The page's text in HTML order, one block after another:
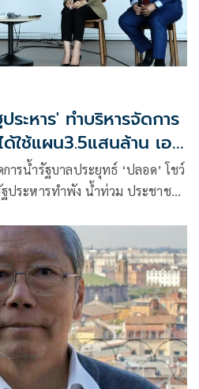
ะหาร' ทำบริหารจัดการ
ใช้แผน3.5แสนล้าน เอา
ารน้ำรัฐบาลประยุทธ์ ‘ปลอด’ โชว์